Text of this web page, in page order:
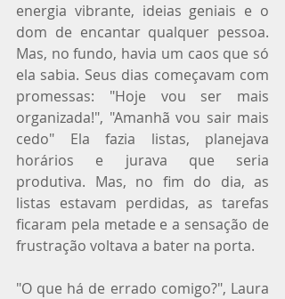
energia vibrante, ideias geniais e o
dom de encantar qualquer pessoa.
Mas, no fundo, havia um caos que só
ela sabia. Seus dias começavam com
promessas: "Hoje vou ser mais
organizada!", "Amanhã vou sair mais
cedo" Ela fazia listas, planejava
horários e jurava que seria
produtiva. Mas, no fim do dia, as
listas estavam perdidas, as tarefas
ficaram pela metade e a sensação de
frustração voltava a bater na porta.
"O que há de errado comigo?", Laura